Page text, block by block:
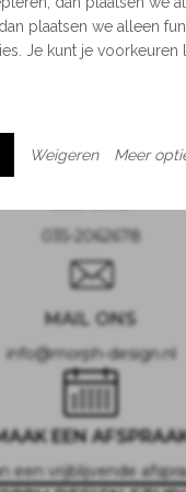
een
of wellicht
huis, restaurant of hotel.
035-2062678
MAIL ONS
info@morph-design.nl
EEN
een vrijblijvende
plaatsen we alleen
Je kunt je voorkeuren
Weigeren Meer